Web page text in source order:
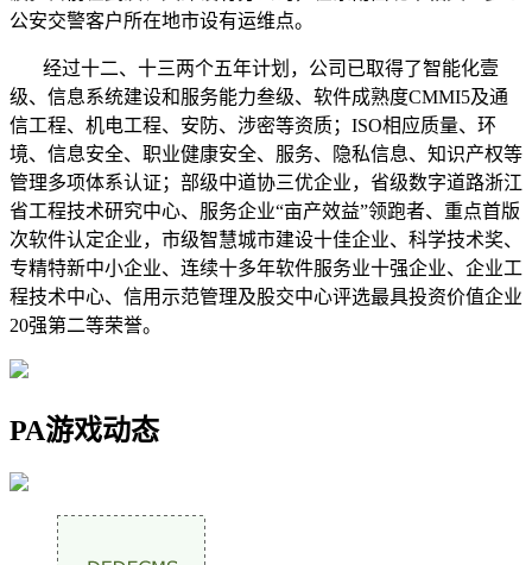
公安交警客户所在地市设有运维点。
经过十二、十三两个五年计划，公司已取得了智能化壹
级、信息系统建设和服务能力叁级、软件成熟度CMMI5及通
信工程、机电工程、安防、涉密等资质；ISO相应质量、环
境、信息安全、职业健康安全、服务、隐私信息、知识产权等
管理多项体系认证；部级中道协三优企业，省级数字道路浙江
省工程技术研究中心、服务企业“亩产效益”领跑者、重点首版
次软件认定企业，市级智慧城市建设十佳企业、科学技术奖、
专精特新中小企业、连续十多年软件服务业十强企业、企业工
程技术中心、信用示范管理及股交中心评选最具投资价值企业
20强第二等荣誉。
PA游戏动态